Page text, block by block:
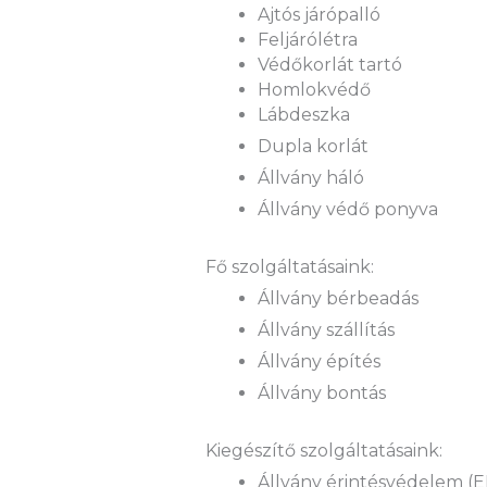
Ajtós járópalló
Feljárólétra
Védőkorlát tartó
Homlokvédő
Lábdeszka
Dupla korlát
Állvány háló
Állvány védő ponyva
Fő szolgáltatásaink:
Állvány bérbeadás
Állvány szállítás
Állvány építés
Állvány bontás
Kiegészítő szolgáltatásaink:
Állvány érintésvédelem